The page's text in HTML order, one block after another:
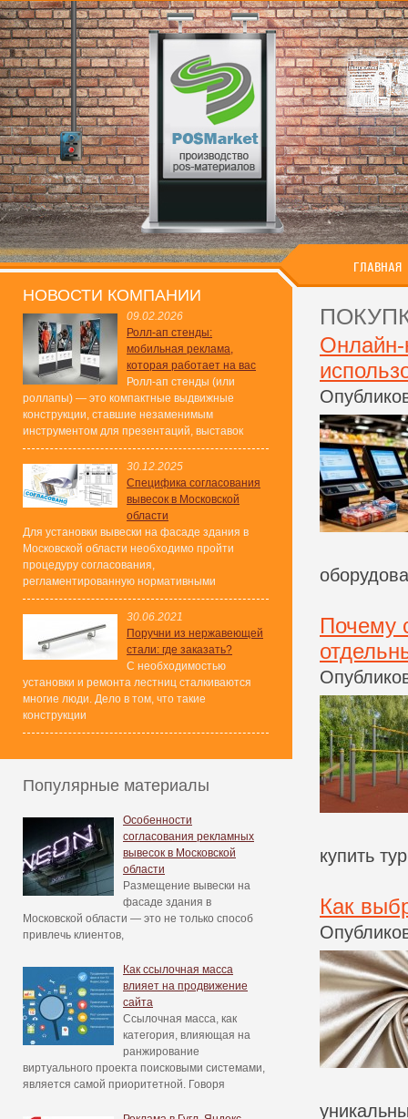
ГЛАВНАЯ
НОВОСТИ КОМПАНИИ
09.02.2026
Ролл-ап стенды:
мобильная реклама,
которая работает на вас
Ролл-ап стенды (или
роллапы) — это компактные выдвижные
конструкции, ставшие незаменимым
инструментом для презентаций, выставок
30.12.2025
Специфика согласования
вывесок в Московской
области
Для установки вывески на фасаде здания в
Московской области необходимо пройти
процедуру согласования,
регламентированную нормативными
30.06.2021
Поручни из нержавеющей
стали: где заказать?
С необходимостью
установки и ремонта лестниц сталкиваются
многие люди. Дело в том, что такие
конструкции
Популярные материалы
Особенности
согласования рекламных
вывесок в Московской
области
Размещение вывески на
фасаде здания в
Московской области — это не только способ
привлечь клиентов,
Как ссылочная масса
влияет на продвижение
сайта
Ссылочная масса, как
категория, влияющая на
ранжирование
виртуального проекта поисковыми системами,
является самой приоритетной. Говоря
Онлайн-
Почему
купить
Как